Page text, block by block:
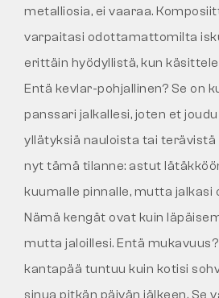
metalliosia, ei vaaraa.
varpaitasi odottamattomilta
erittäin hyödyllistä, kun
Entä kevlar-pohjallinen? Se on
panssari jalkallesi, joten et
yllätyksiä nauloista tai terävistä
nyt tämä tilanne: astut
kuumalle pinnalle, mutta jalkasi
Nämä kengät ovat kuin
mutta jaloillesi. Entä
kantapää tuntuu kuin kotisi
sinua pitkän päivän jälkeen. Se